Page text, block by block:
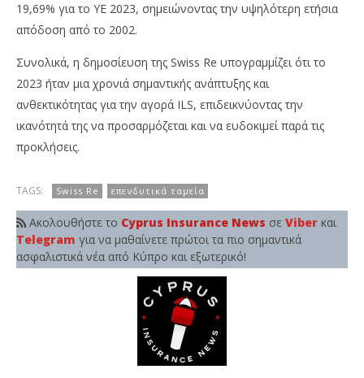
19,69% για το YE 2023, σημειώνοντας την υψηλότερη ετήσια
απόδοση από το 2002.
Συνολικά, η δημοσίευση της Swiss Re υπογραμμίζει ότι το
2023 ήταν μια χρονιά σημαντικής ανάπτυξης και
ανθεκτικότητας για την αγορά ILS, επιδεικνύοντας την
ικανότητά της να προσαρμόζεται και να ευδοκιμεί παρά τις
προκλήσεις.
TAGS: Swiss Re επενδυτικά ταμεία
Ακολουθήστε το Cyprus Insurance News σε Viber και
Telegram για να μαθαίνετε πρώτοι τα πιο σημαντικά
ασφαλιστικά νέα από Κύπρο και εξωτερικό!